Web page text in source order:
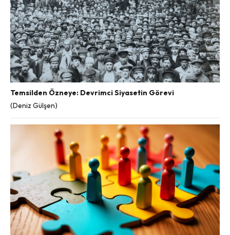
Temsilden Özneye: Devrimci Siyasetin Görevi
(Deniz Gülşen)